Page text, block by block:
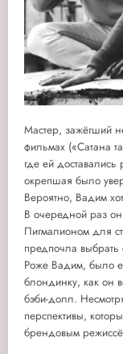
Мастер, зажёгший
фильмах («Сатана
где ей
окрепшая было
Вероятно, Вадим
В очередной раз он
Пигмалионом для
предпочла выбрать
Роже Вадим, было
блондинку, как он
бэби-долл.
перспективы,
брендовым